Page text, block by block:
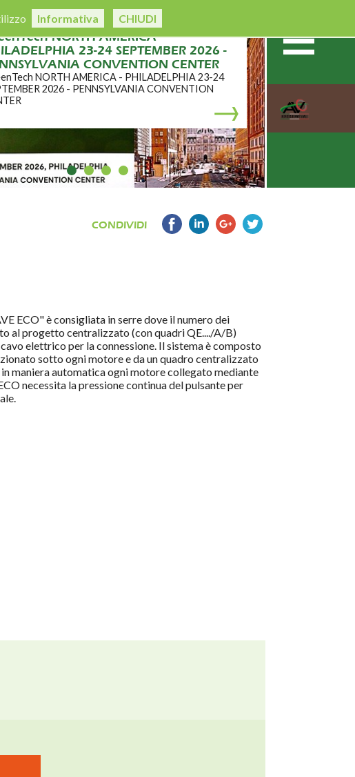
Informativa CHIUDI
NORTH AMERICA -
23-24 SEPTEMBER 2026 -
CONVENTION CENTER
NORTH AMERICA - PHILADELPHIA 23-24
2026 - PENNSYLVANIA CONVENTION
CONDIVIDI
ECO" è consigliata in serre dove il numero dei
al progetto centralizzato (con quadri QE..../A/B)
elettrico per la connessione. Il sistema è composto
sotto ogni motore e da un quadro centralizzato
maniera automatica ogni motore collegato mediante
necessita la pressione continua del pulsante per